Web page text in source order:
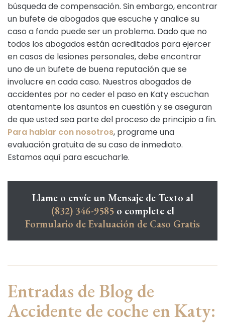
búsqueda de compensación. Sin embargo, encontrar
un bufete de abogados que escuche y analice su
caso a fondo puede ser un problema. Dado que no
todos los abogados están acreditados para ejercer
en casos de lesiones personales, debe encontrar
uno de un bufete de buena reputación que se
involucre en cada caso. Nuestros abogados de
accidentes por no ceder el paso en Katy escuchan
atentamente los asuntos en cuestión y se aseguran
de que usted sea parte del proceso de principio a fin.
Para hablar con nosotros, programe una
evaluación gratuita de su caso de inmediato.
Estamos aquí para escucharle.
Llame o envíe un Mensaje de Texto al
(832) 346-9585o complete el
Formulario de Evaluación de Caso Gratis
Entradas de Blog de
Accidente de coche en Katy: